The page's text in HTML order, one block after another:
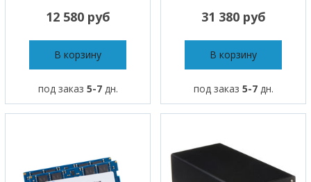
12 580 руб
В корзину
под заказ 5-7дн.
31 380 руб
В корзину
под заказ 5-7дн.